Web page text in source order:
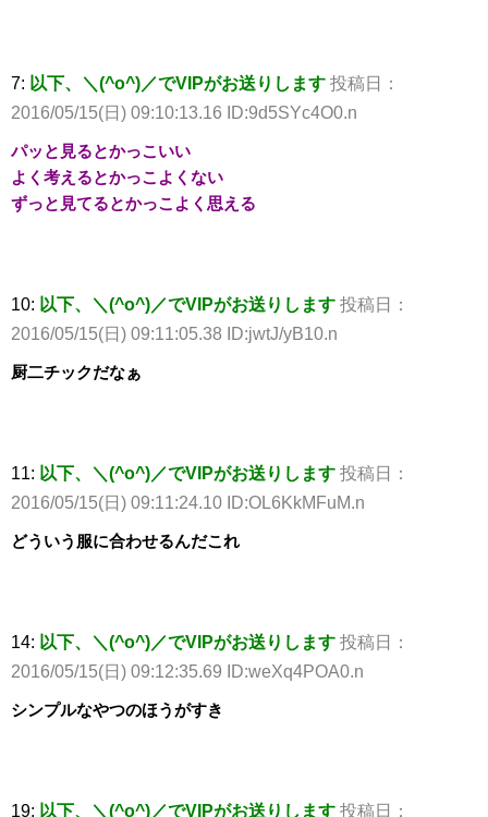
7: 以下、＼(^o^)／でVIPがお送りします 投稿日：
2016/05/15(日) 09:10:13.16 ID:9d5SYc4O0.n
パッと見るとかっこいい
よく考えるとかっこよくない
ずっと見てるとかっこよく思える
10: 以下、＼(^o^)／でVIPがお送りします 投稿日：
2016/05/15(日) 09:11:05.38 ID:jwtJ/yB10.n
厨二チックだなぁ
11: 以下、＼(^o^)／でVIPがお送りします 投稿日：
2016/05/15(日) 09:11:24.10 ID:OL6KkMFuM.n
どういう服に合わせるんだこれ
14: 以下、＼(^o^)／でVIPがお送りします 投稿日：
2016/05/15(日) 09:12:35.69 ID:weXq4POA0.n
シンプルなやつのほうがすき
19: 以下、＼(^o^)／でVIPがお送りします 投稿日：